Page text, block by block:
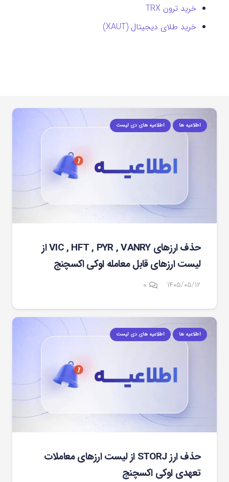
خرید ترون TRX
خرید طلای دیجیتال (XAUT)
اطلاعیه ها اطلاعیه های دی لیست
حذف ارزهای VIC , HFT , PYR , VANRY از
لیست ارزهای قابل معامله اوکی اکسچنج
۱۴۰۵/۰۵/۱۲ ۰
اطلاعیه ها اطلاعیه های دی لیست
حذف ارز STORJ از لیست ارزهای معاملات
تعهدی اوکی اکسچنج